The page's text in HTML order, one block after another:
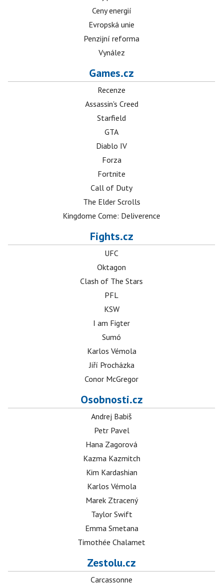
Ceny energií
Evropská unie
Penzijní reforma
Vynález
Games.cz
Recenze
Assassin's Creed
Starfield
GTA
Diablo IV
Forza
Fortnite
Call of Duty
The Elder Scrolls
Kingdome Come: Deliverence
Fights.cz
UFC
Oktagon
Clash of The Stars
PFL
KSW
I am Figter
Sumó
Karlos Vémola
Jiří Procházka
Conor McGregor
Osobnosti.cz
Andrej Babiš
Petr Pavel
Hana Zagorová
Kazma Kazmitch
Kim Kardashian
Karlos Vémola
Marek Ztracený
Taylor Swift
Emma Smetana
Timothée Chalamet
Zestolu.cz
Carcassonne